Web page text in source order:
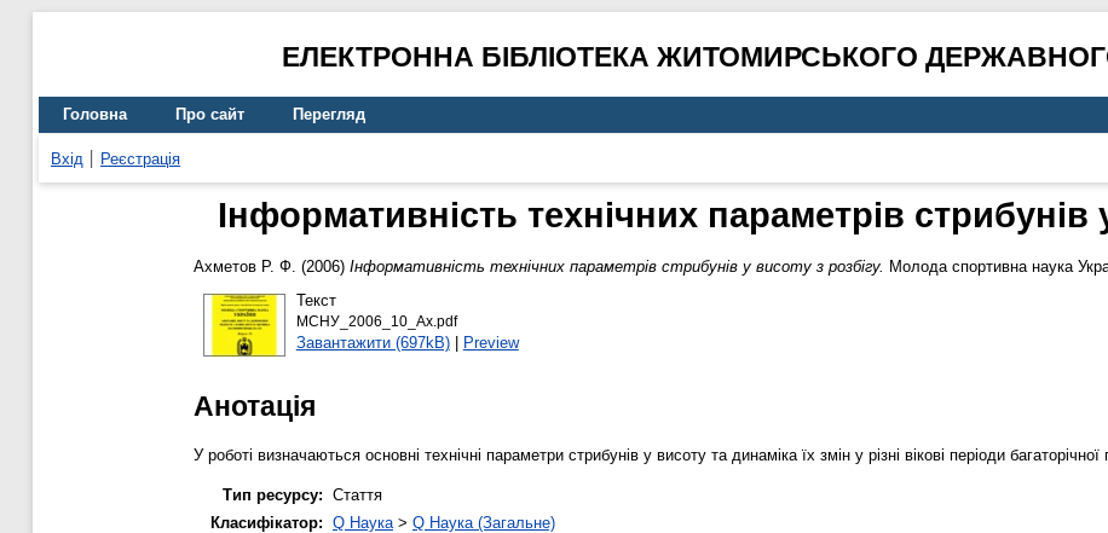
ЕЛЕКТРОННА БІБЛІОТЕКА ЖИТОМИРСЬКОГО
Головна Про сайт Перегляд
Вхід Реєстрація
Інформативність технічних параметрів стрибунів
Ахметов Р. Ф. (2006) Інформативність технічних параметрів стрибунів у висоту з розбігу. Молода спортивна наука
Текст
МСНУ_2006_10_Ах.pdf
Завантажити (697kB)| Preview
Анотація
У роботі визначаються основні технічні параметри стрибунів у висоту та динаміка їх змін у різні вікові періоди багаторічної
Тип ресурсу: Стаття
Класифікатор: Q Наука > Q Наука (Загальне)